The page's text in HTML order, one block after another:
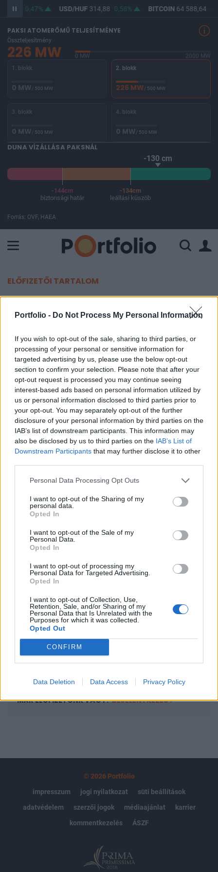
Portfolio - Do Not Process My Personal Information
If you wish to opt-out of the sale, sharing to third parties, or
processing of your personal or sensitive information for
targeted advertising by us, please use the below opt-out
section to confirm your selection. Please note that after your
opt-out request is processed you may continue seeing
interest-based ads based on personal information utilized by
us or personal information disclosed to third parties prior to
your opt-out. You may separately opt-out of the further
disclosure of your personal information by third parties on the
IAB’s list of downstream participants. This information may
also be disclosed by us to third parties on the IAB’s List of
Downstream Participants that may further disclose it to other
Personal Data Processing Opt Outs
I want to opt-out of the Sharing of my
personal data.
Opted In
I want to opt-out of the Sale of my
Personal Data.
Opted In
I want to opt-out of processing my
Personal Data for Targeted Advertising.
Opted In
I want to opt-out of Collection, Use,
Retention, Sale, and/or Sharing of my
Personal Data that Is Unrelated with the
Purposes for which it was collected.
Opted Out
CONFIRM
Data Deletion Data Access Privacy Policy
0,47% USD/HUF314,88 0,58% BITCOIN64 588,64
PAKSI ATOMERŐMŰ TELJESÍTMÉNYE
Összteljesítmény
226 MW 0 MW
2000 MW
1. blokk
0 MW/ 500 MW
2. blokk
226 MW/ 500 MW
3. blokk
0 MW/ 500 MW
4. blokk
0 MW/ 500 MW
DUNA VÍZÁLLÁSA PAKSNÁL
-130 cm
-144cm
biztonsági határ
-134cm
leállási küszöb
Forrás: OVF, HAEA
ELŐFIZETŐI TARTALOM
Új nevet kap az egyik legnagyobb
amerikai bank korábbi
alapkezelője
Portfolio
2021. július 27. 08:43
Allspring Global Investments néven folytatja
tovább a Wells Fargo Asset Management – számol
be a hírről a Financial Times.
Átnevezik a Wells Fargo alapkezelőjét, a társaság a
jövőben Allspring Global Investments néven folytatja
tovább működését, az alapkezelő élére pedig új vezér kerül,
az utóbbi három évben már harmadszor – írja a lap. A
februárban vették meg a Wells Fargo Asset Managementet
2,1 milliárd dollárért, az iparág egyik...
KEDVES OLVASÓNK!
A keresett cikk a portfolio.hu hírarchívumához
tartozik, melynek olvasása előfizetéses
regisztrációhoz kötött.
Az előfizetés a következőket tartalmazza:
Portfolio.hu teljes cikkarchívum
Kötéslisták: BÉT elmúlt 2 év napon belüli
kötéslistái
Előfizetés
MÁR ELŐFIZETŐNK VAGY?BEJELENTKEZÉS
© 2026 Portfolio
impresszum
jogi nyilatkozat
süti beállítások
adatvédelem
szerzői jogok médiaajánlat
karrier
kommentkezelés
ÁSZF